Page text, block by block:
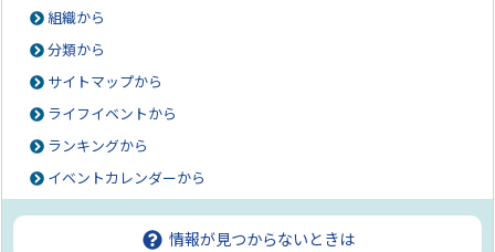
組織から
分類から
サイトマップから
ライフイベントから
ランキングから
イベントカレンダーから
情報が見つからないときは